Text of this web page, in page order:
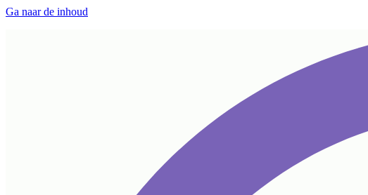
Ga naar de inhoud